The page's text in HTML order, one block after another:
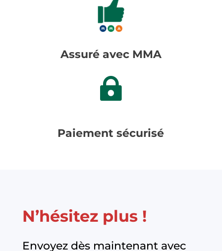
Assuré avec MMA

Paiement sécurisé
N’hésitez plus !
Envoyez dès maintenant avec